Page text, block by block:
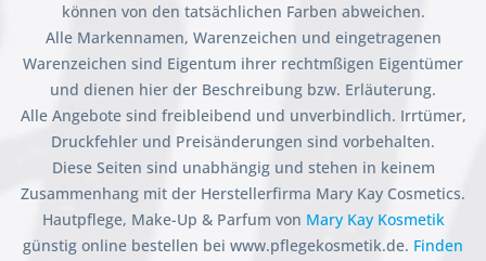
können von den tatsächlichen Farben abweichen.
Alle Markennamen, Warenzeichen und eingetragenen
Warenzeichen sind Eigentum ihrer rechtmßigen Eigentümer
und dienen hier der Beschreibung bzw. Erläuterung.
Alle Angebote sind freibleibend und unverbindlich. Irrtümer,
Druckfehler und Preisänderungen sind vorbehalten.
Diese Seiten sind unabhängig und stehen in keinem
Zusammenhang mit der Herstellerfirma Mary Kay Cosmetics.
Hautpflege, Make-Up & Parfum von Mary Kay Kosmetik
günstig online bestellen bei www.pflegekosmetik.de. Finden